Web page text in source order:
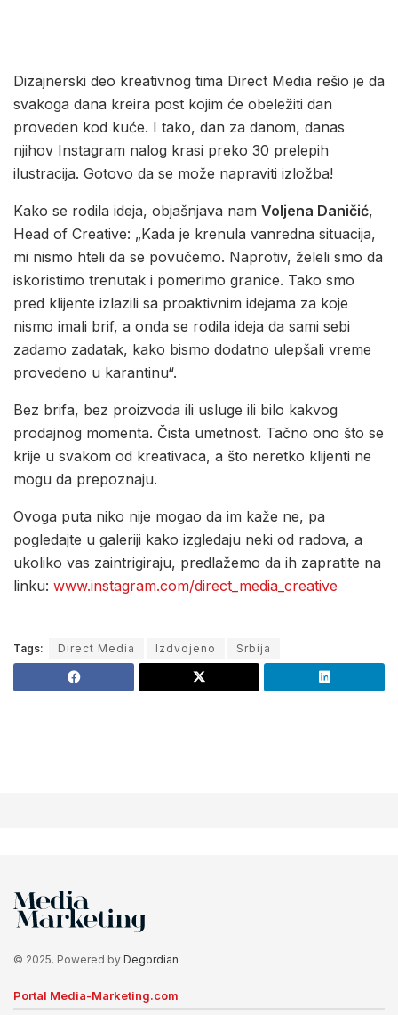
Dizajnerski deo kreativnog tima Direct Media rešio je da
svakoga dana kreira post kojim će obeležiti dan
proveden kod kuće. I tako, dan za danom, danas
njihov Instagram nalog krasi preko 30 prelepih
ilustracija. Gotovo da se može napraviti izložba!
Kako se rodila ideja, objašnjava nam Voljena Daničić,
Head of Creative: „Kada je krenula vanredna situacija,
mi nismo hteli da se povučemo. Naprotiv, želeli smo da
iskoristimo trenutak i pomerimo granice. Tako smo
pred klijente izlazili sa proaktivnim idejama za koje
nismo imali brif, a onda se rodila ideja da sami sebi
zadamo zadatak, kako bismo dodatno ulepšali vreme
provedeno u karantinu“.
Bez brifa, bez proizvoda ili usluge ili bilo kakvog
prodajnog momenta. Čista umetnost. Tačno ono što se
krije u svakom od kreativaca, a što neretko klijenti ne
mogu da prepoznaju.
Ovoga puta niko nije mogao da im kaže ne, pa
pogledajte u galeriji kako izgledaju neki od radova, a
ukoliko vas zaintrigiraju, predlažemo da ih zapratite na
linku: www.instagram.com/direct_media_creative
Tags: Direct Media Izdvojeno Srbija
© 2025. Powered by Degordian
Portal Media-Marketing.com